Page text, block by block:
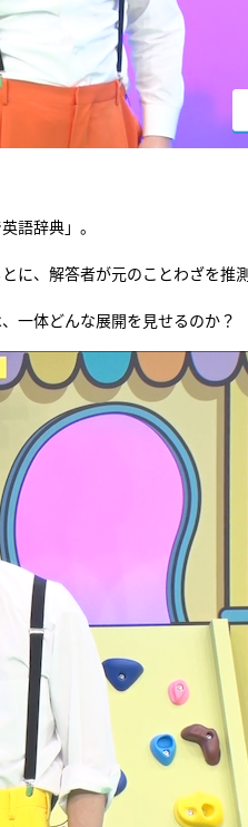
語辞典」。
に、解答者が元のことわざを推測
一体どんな展開を見せるのか？